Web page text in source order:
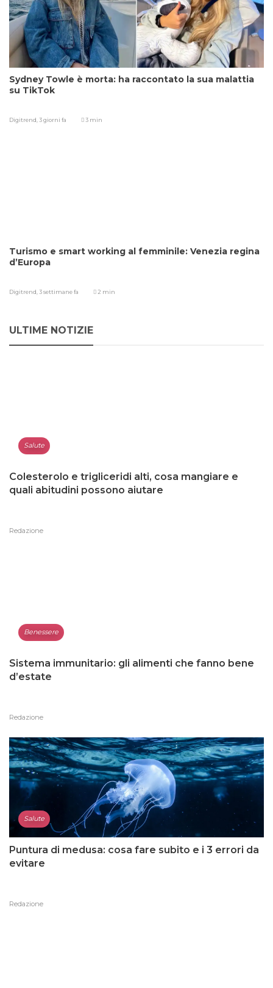
Sydney Towle è morta: ha raccontato la sua malattia
su TikTok
Digitrend,3 giorni fa 3 min
Turismo e smart working al femminile: Venezia regina
d’Europa
Digitrend,3 settimane fa 2 min
ULTIME NOTIZIE
Salute
Colesterolo e trigliceridi alti, cosa mangiare e
quali abitudini possono aiutare
Redazione
Benessere
Sistema immunitario: gli alimenti che fanno bene
d’estate
Redazione
Salute
Puntura di medusa: cosa fare subito e i 3 errori da
evitare
Redazione